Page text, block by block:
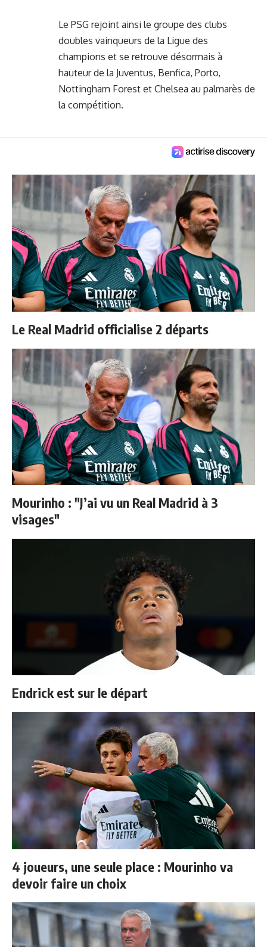
Le PSG rejoint ainsi le groupe des clubs
doubles vainqueurs de la Ligue des
champions et se retrouve désormais à
hauteur de la Juventus, Benfica, Porto,
Nottingham Forest et Chelsea au palmarès de
la compétition.
Le Real Madrid officialise 2 départs
Mourinho : "J’ai vu un Real Madrid à 3
visages"
Endrick est sur le départ
4 joueurs, une seule place : Mourinho va
devoir faire un choix